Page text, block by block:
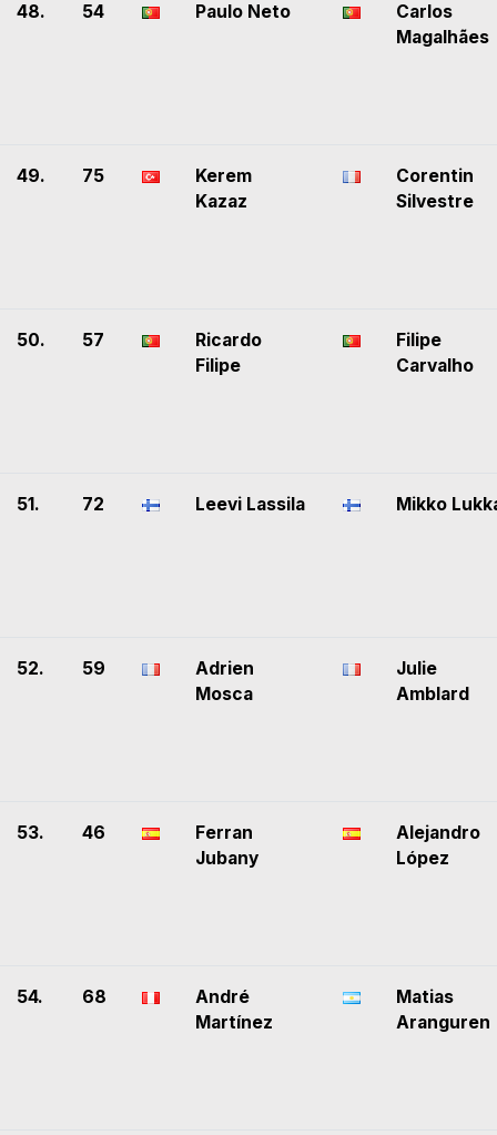
48. 54 Paulo Neto
Carlos
Magalhães
49. 75
Kerem
Kazaz
Corentin
Silvestre
50. 57
Ricardo
Filipe
Filipe
Carvalho
51. 72 Leevi Lassila Mikko
52. 59
Adrien
Mosca
Julie
Amblard
53. 46
Ferran
Jubany
Alejandro
López
54. 68
André
Martínez
Matias
Aranguren